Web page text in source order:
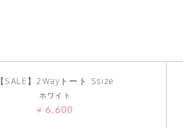
【SALE】2Wayトート Ssize
ホワイト
¥ 6,600